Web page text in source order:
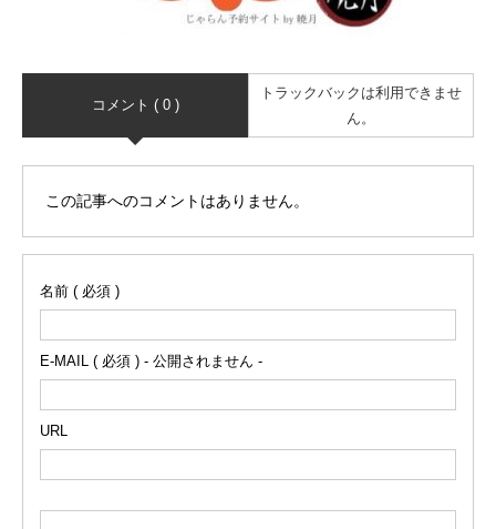
コメント ( 0 )
トラックバックは利用できませ
ん。
この記事へのコメントはありません。
名前 ( 必須 )
E-MAIL ( 必須 ) - 公開されません -
URL